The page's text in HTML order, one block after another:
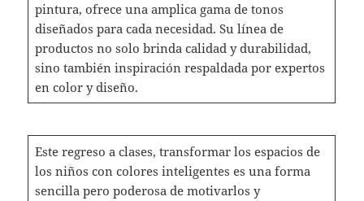
pintura, ofrece una amplica gama de tonos
diseñados para cada necesidad. Su línea de
productos no solo brinda calidad y durabilidad,
sino también inspiración respaldada por expertos
en color y diseño.
Este regreso a clases, transformar los espacios de
los niños con colores inteligentes es una forma
sencilla pero poderosa de motivarlos y